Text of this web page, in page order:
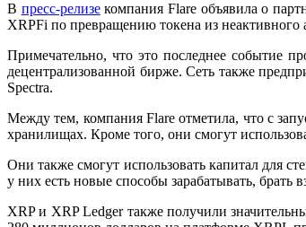
В пресс-релизекомпания Flare объявила о
XRPFi по превращению токена из неактивного
Примечательно, что это последнее событие
децентрализованной бирже. Сеть также
Spectra.
Между тем, компания Flare отметила, что с
хранилищах. Кроме того, они смогут
Они также смогут использовать капитал для
у них есть новые способы зарабатывать, брать
XRP и XRP Ledger также получили